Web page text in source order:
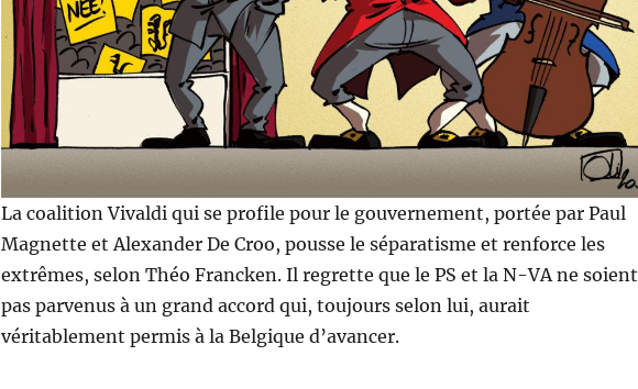
La coalition Vivaldi qui se profile pour le gouvernement, portée par Paul
Magnette et Alexander De Croo, pousse le séparatisme et renforce les
extrêmes, selon Théo Francken. Il regrette que le PS et la N-VA ne soient
pas parvenus à un grand accord qui, toujours selon lui, aurait
véritablement permis à la Belgique d’avancer.